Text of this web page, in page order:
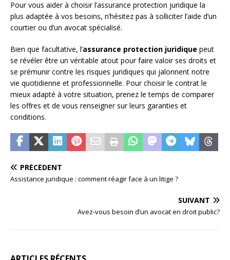
Pour vous aider à choisir l’assurance protection juridique la
plus adaptée à vos besoins, n’hésitez pas à solliciter l’aide d’un
courtier ou d’un avocat spécialisé.
Bien que facultative, l’assurance protection juridique peut
se révéler être un véritable atout pour faire valoir ses droits et
se prémunir contre les risques juridiques qui jalonnent notre
vie quotidienne et professionnelle. Pour choisir le contrat le
mieux adapté à votre situation, prenez le temps de comparer
les offres et de vous renseigner sur leurs garanties et
conditions.
PRÉCÉDENT
Assistance juridique : comment réagir face à un litige ?
SUIVANT
Avez-vous besoin d’un avocat en droit public?